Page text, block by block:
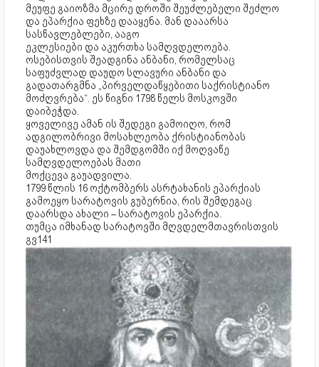
მეუფე გაიოზმა მცირე დროში შეუძლებელი შეძლო
და ეპარქია ფეხზე დააყენა. მან დააარსა
სასწავლებლები, ააგო
ეკლესიები და აკურთხა სამღვდელოება.
ოსებისთვის შეადგინა ანბანი, რომელსაც
საფუძვლად დაუდო სლავური ანბანი და
გადათარგმნა „პირველდაწყებითი საქრისტიანო
მოძღვრება“. ეს წიგნი 1798 წელს მოსკოვში
დაიბეჭდა.
ყოველივე ამან ის შედეგი გამოიღო, რომ
ადგილობრივი მოსახლეობა ქრისტიანობას
დაუახლოვდა და შემდგომში იქ მოღვაწე
სამღვდელოებას მათი
მოქცევა გაუადვილა.
1799 წლის 16 ოქტომბერს ასრტახანის ეპარქიას
გამოეყო სარატოვის გუბერნია, რის შემდეგაც
დაარსდა ახალი – სარატოვის ეპარქია.
თუმცა იმხანად სარატოვში მღვდელმთავრისთვის
გვ141